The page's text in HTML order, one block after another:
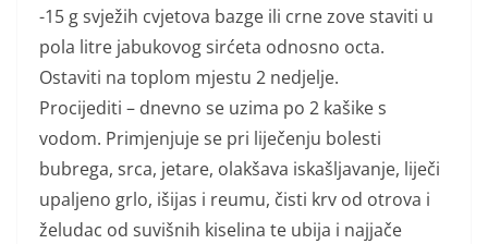
-15 g svježih cvjetova bazge ili crne zove staviti u
pola litre jabukovog sirćeta odnosno octa.
Ostaviti na toplom mjestu 2 nedjelje.
Procijediti – dnevno se uzima po 2 kašike s
vodom. Primjenjuje se pri liječenju bolesti
bubrega, srca, jetare, olakšava iskašljavanje, liječi
upaljeno grlo, išijas i reumu, čisti krv od otrova i
želudac od suvišnih kiselina te ubija i najjače